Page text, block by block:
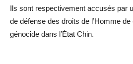
Ils sont respectivement accusés par
de défense des droits de l’Homme
génocide dans l’État Chin.